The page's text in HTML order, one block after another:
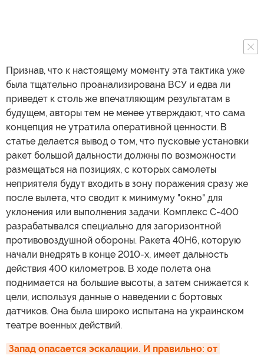
Признав, что к настоящему моменту эта тактика уже
была тщательно проанализирована ВСУ и едва ли
приведет к столь же впечатляющим результатам в
будущем, авторы тем не менее утверждают, что сама
концепция не утратила оперативной ценности. В
статье делается вывод о том, что пусковые установки
ракет большой дальности должны по возможности
размещаться на позициях, с которых самолеты
неприятеля будут входить в зону поражения сразу же
после вылета, что сводит к минимуму "окно" для
уклонения или выполнения задачи. Комплекс С-400
разрабатывался специально для загоризонтной
противовоздушной обороны. Ракета 40Н6, которую
начали внедрять в конце 2010-х, имеет дальность
действия 400 километров. В ходе полета она
поднимается на большие высоты, а затем снижается к
цели, используя данные о наведении с бортовых
датчиков. Она была широко испытана на украинском
театре военных действий.
Запад опасается эскалации. И правильно: от